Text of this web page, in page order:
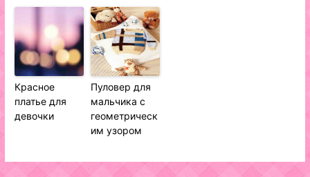
Красное
платье для
девочки
Пуловер для
мальчика с
геометрическ
им узором